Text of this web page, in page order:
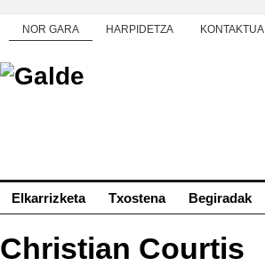
NOR GARA HARPIDETZA KONTAKTUA
Elkarrizketa Txostena Begiradak
Christian Courtis